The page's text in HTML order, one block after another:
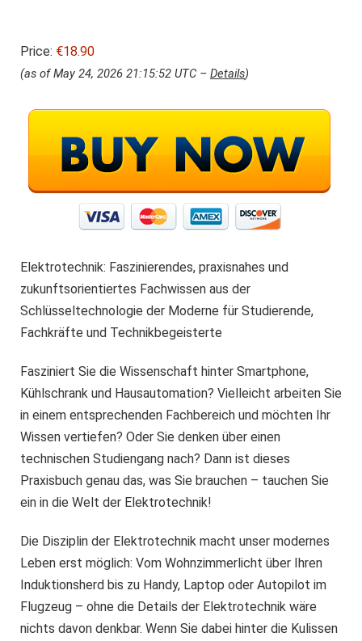
Price: €18.90
(as of May 24, 2026 21:15:52 UTC – Details)
Elektrotechnik: Faszinierendes, praxisnahes und
zukunftsorientiertes Fachwissen aus der
Schlüsseltechnologie der Moderne für Studierende,
Fachkräfte und Technikbegeisterte
Fasziniert Sie die Wissenschaft hinter Smartphone,
Kühlschrank und Hausautomation? Vielleicht arbeiten Sie
in einem entsprechenden Fachbereich und möchten Ihr
Wissen vertiefen? Oder Sie denken über einen
technischen Studiengang nach? Dann ist dieses
Praxisbuch genau das, was Sie brauchen – tauchen Sie
ein in die Welt der Elektrotechnik!
Die Disziplin der Elektrotechnik macht unser modernes
Leben erst möglich: Vom Wohnzimmerlicht über Ihren
Induktionsherd bis zu Handy, Laptop oder Autopilot im
Flugzeug – ohne die Details der Elektrotechnik wäre
nichts davon denkbar. Wenn Sie dabei hinter die Kulissen